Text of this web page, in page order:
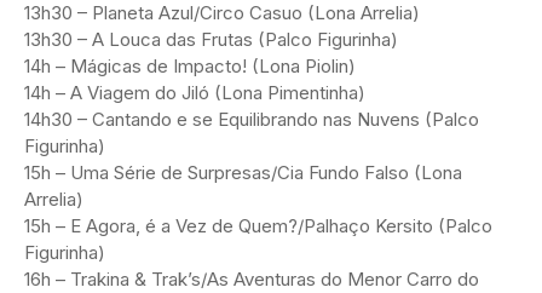
13h30 – Planeta Azul/Circo Casuo (Lona Arrelia)
13h30 – A Louca das Frutas (Palco Figurinha)
14h – Mágicas de Impacto! (Lona Piolin)
14h – A Viagem do Jiló (Lona Pimentinha)
14h30 – Cantando e se Equilibrando nas Nuvens (Palco
Figurinha)
15h – Uma Série de Surpresas/Cia Fundo Falso (Lona
Arrelia)
15h – E Agora, é a Vez de Quem?/Palhaço Kersito (Palco
Figurinha)
16h – Trakina & Trak’s/As Aventuras do Menor Carro do